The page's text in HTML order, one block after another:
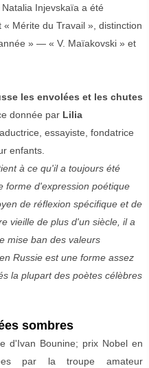
Injevskaïa a été
« Mérite du Travail », distinction
» — « V. Maïakovski » et
les envolées et les chutes
donnée parLilia
essayiste, fondatrice
enfants.
à ce qu'il a toujours été
forme d'expression poétique
de réflexion spécifique et de
vieille de plus d'un siècle, il a
mise ban des valeurs
Russie est une forme assez
la plupart des poètes célèbres
sombres
d'Ivan Bounine; prix Nobel en
par la troupe amateur